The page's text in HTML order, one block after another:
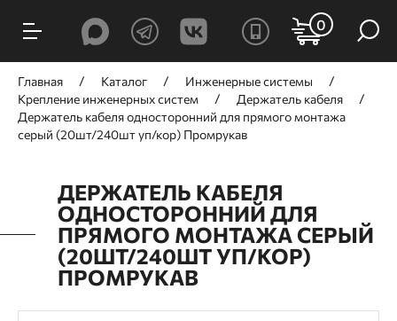
0
Главная Каталог
Инженерные системы
Крепление инженерных систем
Держатель кабеля
Держатель кабеля односторонний для прямого монтажа
серый (20шт/240шт уп/кор) Промрукав
ДЕРЖАТЕЛЬ КАБЕЛЯ
ОДНОСТОРОННИЙ ДЛЯ
ПРЯМОГО МОНТАЖА СЕРЫЙ
(20ШТ/240ШТ УП/КОР)
ПРОМРУКАВ